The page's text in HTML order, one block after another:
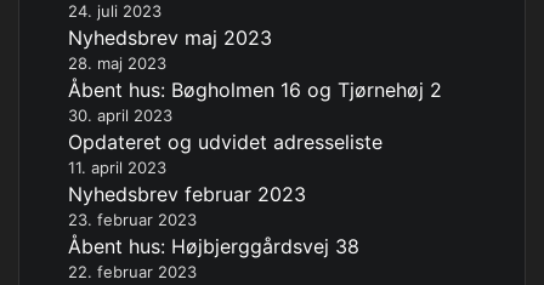
24. juli 2023
Nyhedsbrev maj 2023
28. maj 2023
Åbent hus: Bøgholmen 16 og Tjørnehøj 2
30. april 2023
Opdateret og udvidet adresseliste
11. april 2023
Nyhedsbrev februar 2023
23. februar 2023
Åbent hus: Højbjerggårdsvej 38
22. februar 2023